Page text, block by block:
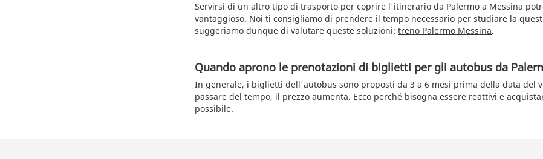
Servirsi di un altro tipo di trasporto per coprire l'itinerario da Palermo a Messina
vantaggioso. Noi ti consigliamo di prendere il tempo necessario per studiare la
suggeriamo dunque di valutare queste soluzioni: treno Palermo Messina.
Quando aprono le prenotazioni di biglietti per gli autobus da
In generale, i biglietti dell'autobus sono proposti da 3 a 6 mesi prima della data del
passare del tempo, il prezzo aumenta. Ecco perché bisogna essere reattivi e
possibile.